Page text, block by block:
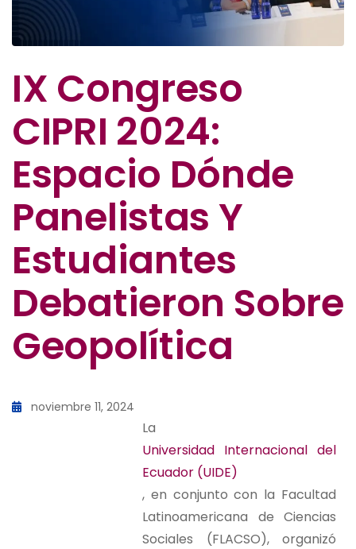
IX Congreso
CIPRI 2024:
Espacio Dónde
Panelistas Y
Estudiantes
Debatieron Sobre
Geopolítica
noviembre 11, 2024
La
Universidad Internacional del
Ecuador (UIDE)
, en conjunto con la Facultad
Latinoamericana de Ciencias
Sociales (FLACSO), organizó